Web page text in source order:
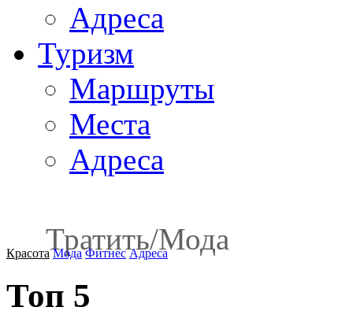
Адреса
Туризм
Маршруты
Места
Адреса
Тратить/Мода
Красота Мода Фитнес Адреса
Топ 5